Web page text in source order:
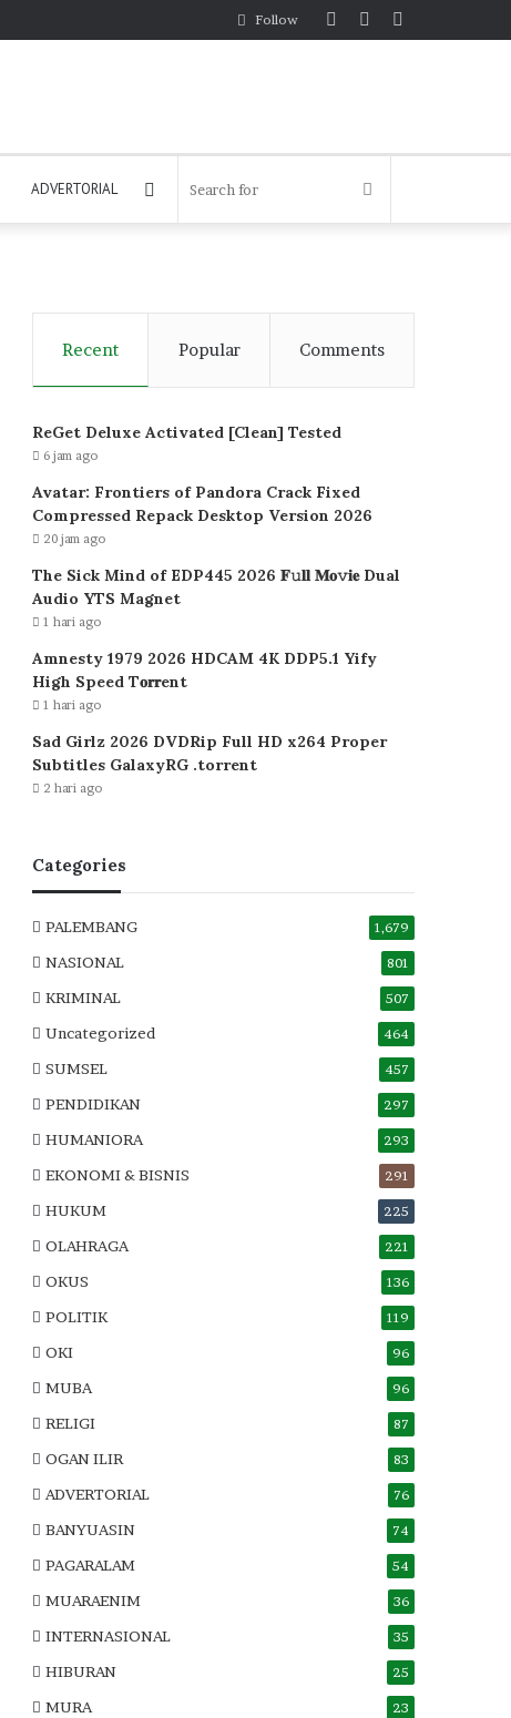
Random
Log
Follow
ADVERTORIAL
Recent Popular Comments
ReGet Deluxe Activated [Clean] Tested
6 jam ago
Avatar: Frontiers of Pandora Crack Fixed
Compressed Repack Desktop Version 2026
20 jam ago
The Sick Mind of EDP445 2026 𝐅𝚞𝐥𝐥 𝐌𝐨𝚟𝐢𝐞 Dual
Audio YTS Magnet
1 hari ago
Amnesty 1979 2026 HDCAM 4K DDP5.1 Yify
High Speed T𝐨𝐫𝐫ent
1 hari ago
Sad Girlz 2026 DVDRip Full HD x264 Proper
Subtitles GalaxyRG .torrent
2 hari ago
Categories
PALEMBANG 1,679
NASIONAL 801
KRIMINAL 507
Uncategorized 464
SUMSEL 457
PENDIDIKAN 297
HUMANIORA 293
EKONOMI & BISNIS 291
HUKUM 225
OLAHRAGA 221
OKUS 136
POLITIK 119
OKI 96
MUBA 96
RELIGI 87
OGAN ILIR 83
ADVERTORIAL 76
BANYUASIN 74
PAGARALAM 54
MUARAENIM 36
INTERNASIONAL 35
HIBURAN 25
MURA 23